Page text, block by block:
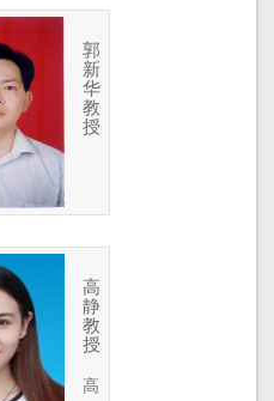
郭
新
华
教
授
高
静
教
授
高